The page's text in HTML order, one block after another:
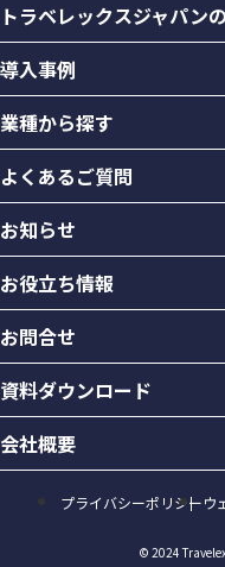
トラベレックスジャパン
導入事例
業種から探す
よくあるご質問
お知らせ
お役立ち情報
お問合せ
資料ダウンロード
会社概要
プライバシーポリシーウ
© 2024